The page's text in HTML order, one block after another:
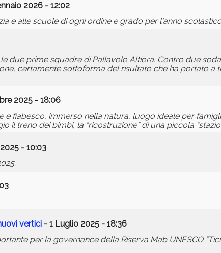
2026 - 12:02
e alle scuole di ogni ordine e grado per l'anno
due prime squadre di Pallavolo Altiora. Contro due
certamente sottoforma del risultato che ha portato a
2025 - 18:06
e fiabesco, immerso nella natura, luogo ideale per
il treno dei bimbi, la “ricostruzione” di una piccola
- 10:03
vertici - 1 Luglio 2025 - 18:36
per la governance della Riserva Mab UNESCO